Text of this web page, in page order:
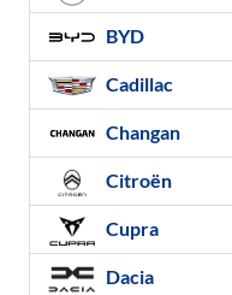
BYD
Cadillac
Changan
Citroën
Cupra
Dacia